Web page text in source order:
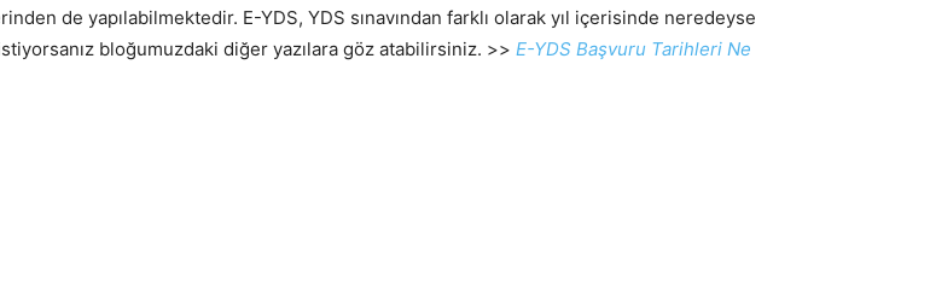
de yapılabilmektedir. E-YDS, YDS sınavından farklı olarak yıl içerisinde neredeyse
bloğumuzdaki diğer yazılara göz atabilirsiniz. >> E-YDS Başvuru Tarihleri Ne